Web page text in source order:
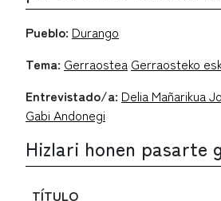
Pueblo: Durango
Tema: Gerraostea Gerraosteko
Entrevistado/a: Delia Mañarikua
Gabi Andonegi
Hizlari honen pasarte
TÍTULO